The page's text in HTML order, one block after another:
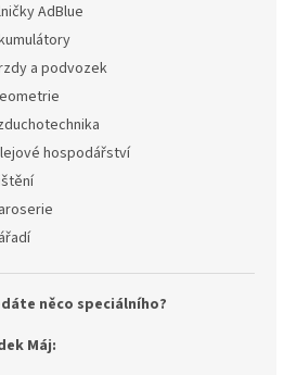
AdBlue
a podvozek
hospodářství
něco speciálního?
Máj: